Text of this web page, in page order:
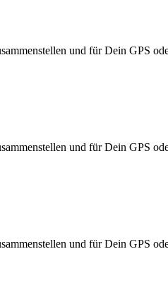
und für Dein GPS
und für Dein GPS
und für Dein GPS